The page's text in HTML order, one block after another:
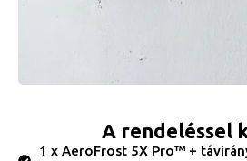
A rendeléssel
1 x AeroFrost 5X Pro™ +